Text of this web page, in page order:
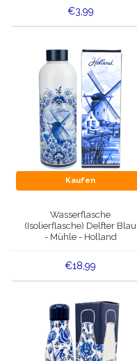
€3,99
Kaufen
Wasserflasche
(Isolierflasche) Delfter Blau
- Mühle - Holland
€18,99